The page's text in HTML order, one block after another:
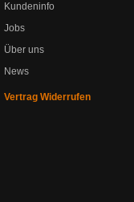
Kundeninfo
Jobs
Über uns
News
Vertrag Widerrufen